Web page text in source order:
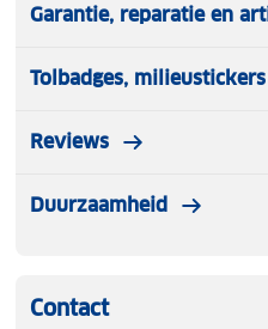
Garantie, reparatie en
Tolbadges,
Reviews
Duurzaamheid
Contact